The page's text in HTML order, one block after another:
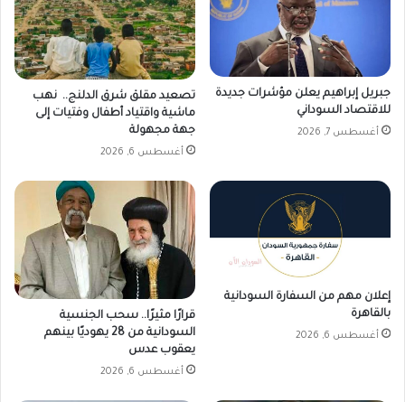
د
ن
ي
ب
ا
ة
س
ب
ت
1
ا
2
6
م
جبريل إبراهيم يعلن مؤشرات جديدة
للاقتصاد السوداني
أغسطس 7, 2026
تصعيد مقلق شرق الدلنج.. نهب
ماشية واقتياد أطفال وفتيات إلى
جهة مجهولة
أغسطس 6, 2026
إعلان مهم من السفارة السودانية
بالقاهرة
أغسطس 6, 2026
قرارًا مثيرًا.. سحب الجنسية
السودانية من 28 يهوديًا بينهم
يعقوب عدس
أغسطس 6, 2026